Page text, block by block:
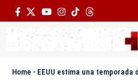
Home - EEUU estima una temporada de ciclones